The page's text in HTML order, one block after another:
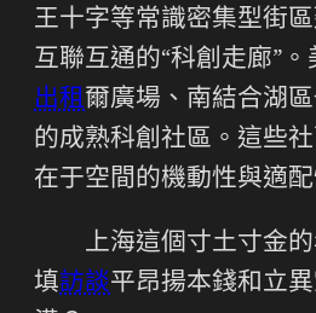
王十字等常識密集型街
互聯互通的“科創走廊”。
出租爾廣場、南結合湖
的成熟科創社區。這些
在于空間的機動性與適配
上海這個寸土寸金
填訪談平昂揚本錢和立